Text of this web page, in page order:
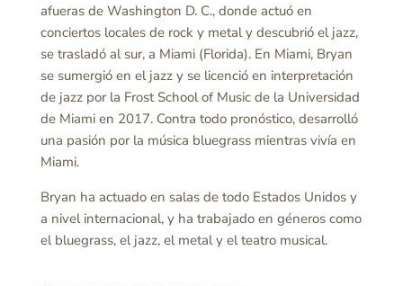
afueras de Washington D. C., donde actuó en
conciertos locales de rock y metal y descubrió el jazz,
se trasladó al sur, a Miami (Florida). En Miami, Bryan
se sumergió en el jazz y se licenció en interpretación
de jazz por la Frost School of Music de la Universidad
de Miami en 2017. Contra todo pronóstico, desarrolló
una pasión por la música bluegrass mientras vivía en
Miami.
Bryan ha actuado en salas de todo Estados Unidos y
a nivel internacional, y ha trabajado en géneros como
el bluegrass, el jazz, el metal y el teatro musical.